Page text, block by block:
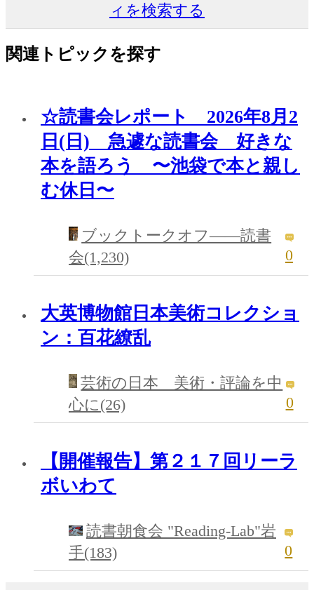
ィを検索する
関連トピックを探す
☆読書会レポート 2026年8月2
日(日) 急遽な読書会 好きな
本を語ろう 〜池袋で本と親し
む休日〜
ブックトークオフ――読書
会(1,230)
0
大英博物館日本美術コレクショ
ン：百花繚乱
芸術の日本 美術・評論を中
心に(26)
0
【開催報告】第２１７回リーラ
ボいわて
読書朝食会 "Reading-Lab"岩
手(183)
0